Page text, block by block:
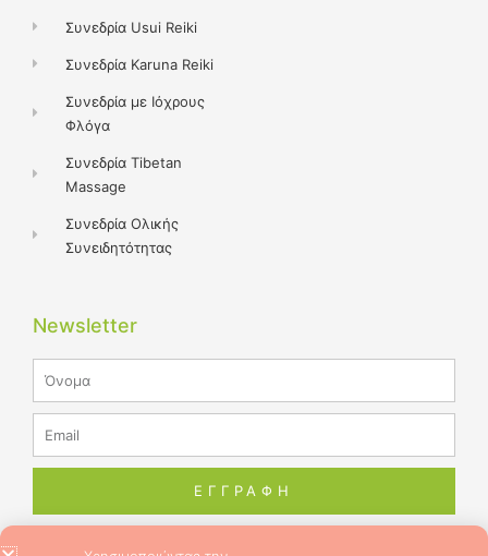
Συνεδρία Usui Reiki
Συνεδρία Karuna Reiki
Συνεδρία με Ιόχρους
Φλόγα
Συνεδρία Tibetan
Massage
Συνεδρία Ολικής
Συνειδητότητας
Newsletter
ΕΓΓΡΑΦΗ